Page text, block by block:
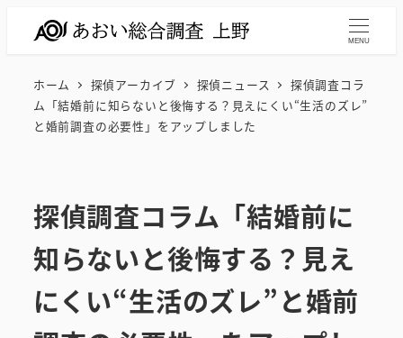
MENU
ホーム 探偵アーカイブ 探偵ニュース
探偵調査コラ
ム「結婚前に知らないと後悔する？見えにくい“生活のズレ”
と婚前調査の必要性」をアップしました
探偵調査コラム「結婚前に
知らないと後悔する？見え
にくい“生活のズレ”と婚前